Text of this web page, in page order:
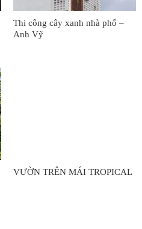
Thi công cây xanh nhà phố –
Anh Vỹ
VƯỜN TRÊN MÁI TROPICAL